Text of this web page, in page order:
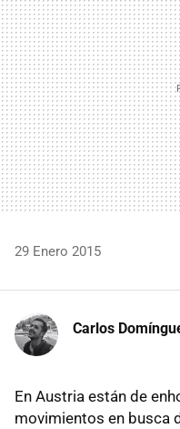
29 Enero 2015
Carlos
En Austria están de
movimientos en busca